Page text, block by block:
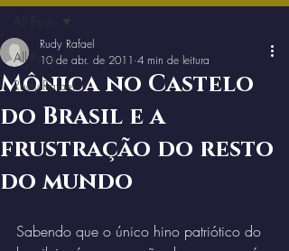
All Posts
Rudy Rafael
Mônica no Castelo
do Brasil e a
frustração do resto
do mundo
Rudy Rafael
10 de abr. de 2011 4 min de leitura
Sabendo que o único hino patriótico do